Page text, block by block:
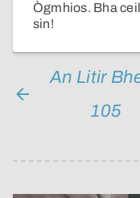
Ògmhios. Bha
sin!
An Litir
105